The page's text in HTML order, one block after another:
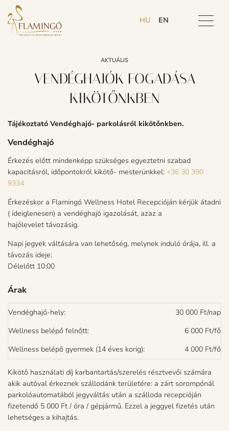
HU EN
AKTUÁLIS
VENDÉGHAJÓK FOGADÁSA
KIKÖTŐNKBEN
Tájékoztató Vendéghajó- parkolásról kikötőnkben.
Vendéghajó
Érkezés előtt mindenképp szükséges egyeztetni szabad
kapacitásról, időpontokról kikötő- mesterünkkel: +36 30 390
9334
Érkezéskor a Flamingó Wellness Hotel Recepcióján kérjük átadni
( ideiglenesen) a vendéghajó igazolását, azaz a
hajólevelet távozásig.
Napi jegyek váltására van lehetőség, melynek induló órája, ill. a
távozás ideje:
Délelőtt 10:00
Árak
Vendéghajó-hely:
30 000 Ft/nap
Wellness belépő felnőtt:
6 000 Ft/fő
Wellness belépő gyermek (14 éves korig):
4 000 Ft/fő
Kikötő használati díj karbantartás/szerelés résztvevői számára
akik autóval érkeznek szállodánk területére: a zárt sorompónál
parkolóautomatából jegyváltás után a szálloda recepcióján
fizetendő 5 000 Ft / óra / gépjármű. Ezzel a jeggyel fizetés után
lehetséges a kihajtás.